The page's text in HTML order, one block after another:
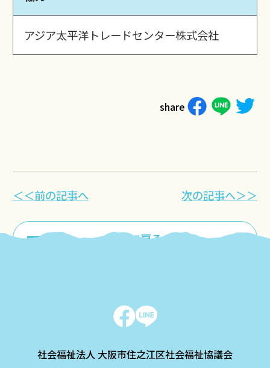
アジア太平洋トレードセンター株式会社
share
＜＜前の記事へ
一覧に戻る
次の記事へ＞＞
社会福祉法人 大阪市住之江区社会福祉協議会